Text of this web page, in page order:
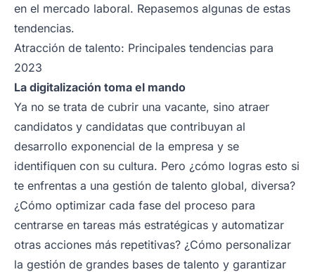
en el mercado laboral. Repasemos algunas de estas
tendencias.
Atracción de talento: Principales tendencias para
2023
La digitalización toma el mando
Ya no se trata de cubrir una vacante, sino atraer
candidatos y candidatas que contribuyan al
desarrollo exponencial de la empresa y se
identifiquen con su cultura. Pero ¿cómo logras esto si
te enfrentas a una gestión de talento global, diversa?
¿Cómo optimizar cada fase del proceso para
centrarse en tareas más estratégicas y automatizar
otras acciones más repetitivas? ¿Cómo personalizar
la gestión de grandes bases de talento y garantizar